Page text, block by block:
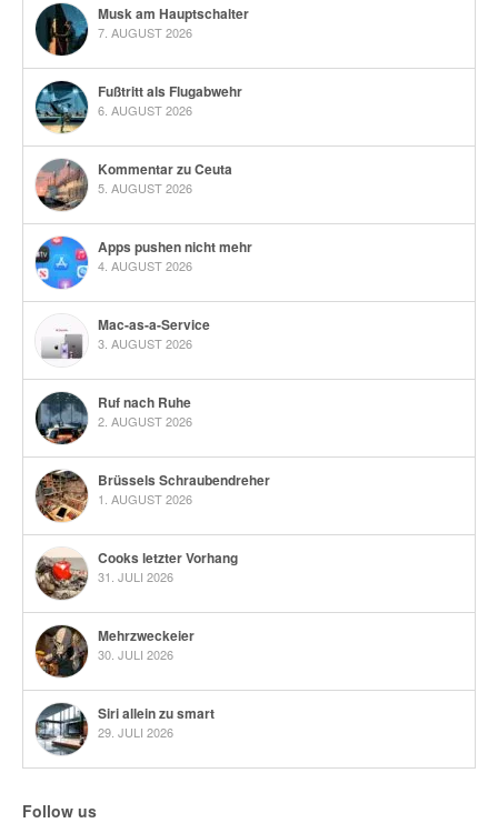
Musk am Hauptschalter
7. AUGUST 2026
Fußtritt als Flugabwehr
6. AUGUST 2026
Kommentar zu Ceuta
5. AUGUST 2026
Apps pushen nicht mehr
4. AUGUST 2026
Mac-as-a-Service
3. AUGUST 2026
Ruf nach Ruhe
2. AUGUST 2026
Brüssels Schraubendreher
1. AUGUST 2026
Cooks letzter Vorhang
31. JULI 2026
Mehrzweckeier
30. JULI 2026
Siri allein zu smart
29. JULI 2026
Follow us